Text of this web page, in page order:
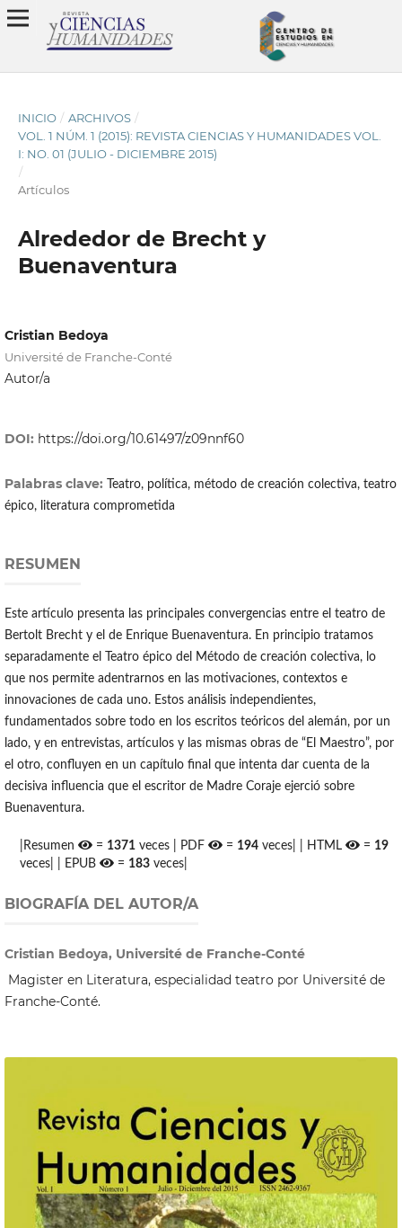
INICIO / ARCHIVOS /
VOL. 1 NÚM. 1 (2015): REVISTA CIENCIAS Y HUMANIDADES VOL.
I: NO. 01 (JULIO - DICIEMBRE 2015)
/
Artículos
Alrededor de Brecht y
Buenaventura
Cristian Bedoya
Université de Franche-Conté
Autor/a
DOI: https://doi.org/10.61497/z09nnf60
Palabras clave:
Teatro, política, método de creación colectiva, teatro
épico, literatura comprometida
RESUMEN
Este artículo presenta las principales convergencias entre el teatro de
Bertolt Brecht y el de Enrique Buenaventura. En principio tratamos
separadamente el Teatro épico del Método de creación colectiva, lo
que nos permite adentrarnos en las motivaciones, contextos e
innovaciones de cada uno. Estos análisis independientes,
fundamentados sobre todo en los escritos teóricos del alemán, por un
lado, y en entrevistas, artículos y las mismas obras de “El Maestro”, por
el otro, confluyen en un capítulo final que intenta dar cuenta de la
decisiva influencia que el escritor de Madre Coraje ejerció sobre
Buenaventura.
|Resumen = 1371 veces | PDF = 194 veces| | HTML = 19
veces| | EPUB
= 183 veces|
BIOGRAFÍA DEL AUTOR/A
Cristian Bedoya, Université de Franche-Conté
Magister en Literatura, especialidad teatro por Université de
Franche-Conté.